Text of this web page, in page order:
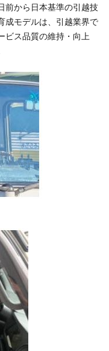
前から日本基準の引越技
成モデルは、引越業界で
ビス品質の維持・向上